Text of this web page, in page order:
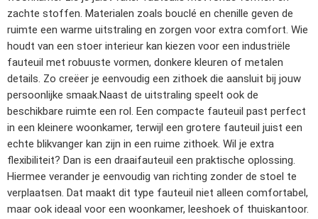
zachte stoffen. Materialen zoals bouclé en chenille geven de
ruimte een warme uitstraling en zorgen voor extra comfort. Wie
houdt van een stoer interieur kan kiezen voor een industriële
fauteuil met robuuste vormen, donkere kleuren of metalen
details. Zo creëer je eenvoudig een zithoek die aansluit bij jouw
persoonlijke smaak.Naast de uitstraling speelt ook de
beschikbare ruimte een rol. Een compacte fauteuil past perfect
in een kleinere woonkamer, terwijl een grotere fauteuil juist een
echte blikvanger kan zijn in een ruime zithoek. Wil je extra
flexibiliteit? Dan is een draaifauteuil een praktische oplossing.
Hiermee verander je eenvoudig van richting zonder de stoel te
verplaatsen. Dat maakt dit type fauteuil niet alleen comfortabel,
maar ook ideaal voor een woonkamer, leeshoek of thuiskantoor.